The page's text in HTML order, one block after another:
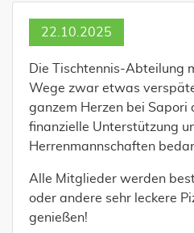
22.10.2025
Die Tischtennis-Abteilung
Wege zwar etwas
ganzem Herzen bei Sapori
finanzielle Unterstützung
Herrenmannschaften
Alle Mitglieder werden
oder andere sehr leckere
genießen!